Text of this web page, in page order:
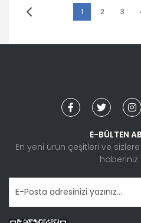
1 2 3
E-BÜLTEN
En yeni ürün çeşitleri ve
haberiniz